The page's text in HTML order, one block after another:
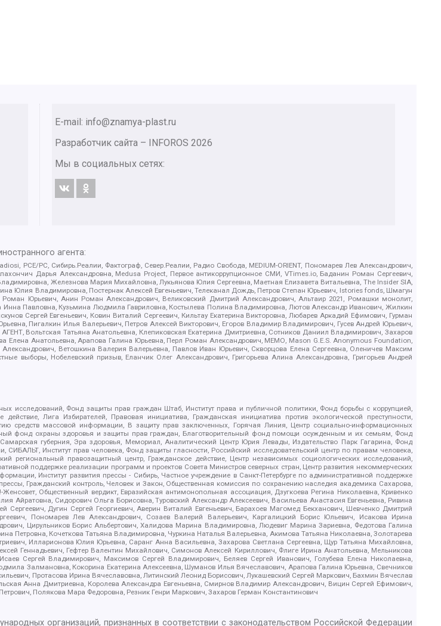
E-mail: info@znamya-plast.ru
Разработчик сайта – INFOROS 2026
Мы в социальных сетях:
агента:
PCE/PC, Сибирь.Реалии, Фактограф, Север.Реалии, Радио Свобода, MEDIUM-ORIENT, Пономарев Лев Александрович,
Дарья Александровна, Medusa Project, Первое антикоррупционное СМИ, VTimes.io, Баданин Роман Сергеевич,
Железнова Мария Михайловна, Лукьянова Юлия Сергеевна, Маетная Елизавета Витальевна, The Insider SIA,
Юлия Владимировна, Постернак Алексей Евгеньевич, Телеканал Дождь, Петров Степан Юрьевич, Istories fonds, Шмагун
Юрьевич, Анин Роман Александрович, Великовский Дмитрий Александрович, Альтаир 2021, Ромашки монолит,
Инна Павловна, Кузьмина Людмила Гавриловна, Костылева Полина Владимировна, Лютов Александр Иванович, Жилкин
Сергей Евгеньевич, Ковин Виталий Сергеевич, Кильтау Екатерина Викторовна, Любарев Аркадий Ефимович, Гурман
Пигалкин Илья Валерьевич, Петров Алексей Викторович, Егоров Владимир Владимирович, Гусев Андрей Юрьевич,
Вольтская Татьяна Анатольевна, Клепиковская Екатерина Дмитриевна, Сотников Даниил Владимирович, Захаров
Елена Анатольевна, Арапова Галина Юрьевна, Перл Роман Александрович, МЕМО, Mason G.E.S. Anonymous Foundation,
Ветошкина Валерия Валерьевна, Павлов Иван Юрьевич, Скворцова Елена Сергеевна, Оленичев Максим
выборы, Нобелевский призыв, Еланчик Олег Александрович, Григорьева Алина Александровна, Григорьев Андрей
исследований, Фонд защиты прав граждан Штаб, Институт права и публичной политики, Фонд борьбы с коррупцией,
Лига Избирателей, Правовая инициатива, Гражданская инициатива против экологической преступности,
средств массовой информации, В защиту прав заключенных, Горячая Линия, Центр социально-информационных
фонд охраны здоровья и защиты прав граждан, Благотворительный фонд помощи осужденным и их семьям, Фонд
губерния, Эра здоровья, Мемориал, Аналитический Центр Юрия Левады, Издательство Парк Гагарина, Фонд
Институт прав человека, Фонд защиты гласности, Российский исследовательский центр по правам человека,
региональный правозащитный центр, Гражданское действие, Центр независимых социологических исследований,
поддержке реализации программ и проектов Совета Министров северных стран, Центр развития некоммерческих
Институт развития прессы - Сибирь, Частное учреждение в Санкт-Петербурге по административной поддержке
Гражданский контроль, Человек и Закон, Общественная комиссия по сохранению наследия академика Сахарова,
Общественный вердикт, Евразийская антимонопольная ассоциация, Дзугкоева Регина Николаевна, Кривенко
Сидорович Ольга Борисовна, Туровский Александр Алексеевич, Васильева Анастасия Евгеньевна, Ривина
Дугин Сергей Георгиевич, Аверин Виталий Евгеньевич, Барахоев Магомед Бекханович, Шевченко Дмитрий
Пономарев Лев Александрович, Созаев Валерий Валерьевич, Каргалицкий Борис Юльевич, Исакова Ирина
Цирульников Борис Альбертович, Халидова Марина Владимировна, Людевиг Марина Зариевна, Федотова Галина
Петровна, Кочеткова Татьяна Владимировна, Чуркина Наталья Валерьевна, Акимова Татьяна Николаевна, Золотарева
Илларионова Юлия Юрьевна, Саранг Анна Васильевна, Захарова Светлана Сергеевна, Щур Татьяна Михайловна,
Геннадьевич, Гефтер Валентин Михайлович, Симонов Алексей Кириллович, Флиге Ирина Анатольевна, Мельникова
Сергей Владимирович, Максимов Сергей Владимирович, Беляев Сергей Иванович, Голубева Елена Николаевна,
Залмановна, Кокорина Екатерина Алексеевна, Шуманов Илья Вячеславович, Арапова Галина Юрьевна, Свечников
Протасова Ирина Вячеславовна, Литинский Леонид Борисович, Лукашевский Сергей Маркович, Бахмин Вячеслав
Анна Дмитриевна, Королева Александра Евгеньевна, Смирнов Владимир Александрович, Вицин Сергей Ефимович,
Полякова Мара Федоровна, Резник Генри Маркович, Захаров Герман Константинович
организаций, признанных в соответствии с законодательством Российской Федерации